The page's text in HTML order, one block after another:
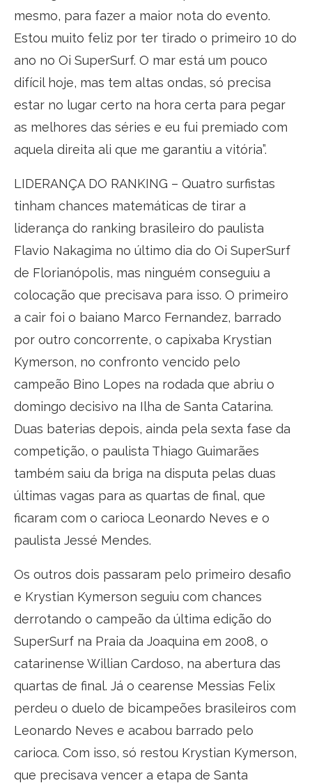
mesmo, para fazer a maior nota do evento.
Estou muito feliz por ter tirado o primeiro 10 do
ano no Oi SuperSurf. O mar está um pouco
difícil hoje, mas tem altas ondas, só precisa
estar no lugar certo na hora certa para pegar
as melhores das séries e eu fui premiado com
aquela direita ali que me garantiu a vitória”.
LIDERANÇA DO RANKING – Quatro surfistas
tinham chances matemáticas de tirar a
liderança do ranking brasileiro do paulista
Flavio Nakagima no último dia do Oi SuperSurf
de Florianópolis, mas ninguém conseguiu a
colocação que precisava para isso. O primeiro
a cair foi o baiano Marco Fernandez, barrado
por outro concorrente, o capixaba Krystian
Kymerson, no confronto vencido pelo
campeão Bino Lopes na rodada que abriu o
domingo decisivo na Ilha de Santa Catarina.
Duas baterias depois, ainda pela sexta fase da
competição, o paulista Thiago Guimarães
também saiu da briga na disputa pelas duas
últimas vagas para as quartas de final, que
ficaram com o carioca Leonardo Neves e o
paulista Jessé Mendes.
Os outros dois passaram pelo primeiro desafio
e Krystian Kymerson seguiu com chances
derrotando o campeão da última edição do
SuperSurf na Praia da Joaquina em 2008, o
catarinense Willian Cardoso, na abertura das
quartas de final. Já o cearense Messias Felix
perdeu o duelo de bicampeões brasileiros com
Leonardo Neves e acabou barrado pelo
carioca. Com isso, só restou Krystian Kymerson,
que precisava vencer a etapa de Santa